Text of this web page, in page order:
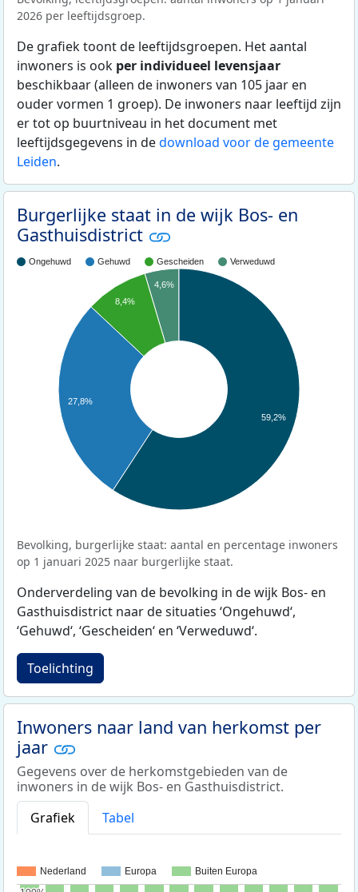
2026 per leeftijdsgroep.
De grafiek toont de leeftijdsgroepen. Het aantal
inwoners is ook per individueel levensjaar
beschikbaar (alleen de inwoners van 105 jaar en
ouder vormen 1 groep). De inwoners naar leeftijd zijn
er tot op buurtniveau in het document met
leeftijdsgegevens in dedownload voor de gemeente
Leiden.
Burgerlijke staat in de wijk Bos- en
Gasthuisdistrict
Ongehuwd Gehuwd Gescheiden Verweduwd
4,6%
8,4%
27,8%
59,2%
Bevolking, burgerlijke staat: aantal en percentage inwoners
op 1 januari 2025 naar burgerlijke staat.
Onderverdeling van de bevolking in de wijk Bos- en
Gasthuisdistrict naar de situaties ‘Ongehuwd‘,
‘Gehuwd‘, ‘Gescheiden‘ en ‘Verweduwd‘.
Toelichting
Inwoners naar land van herkomst per
jaar
Gegevens over de herkomstgebieden van de
inwoners in de wijk Bos- en Gasthuisdistrict.
Grafiek
Tabel
Nederland Europa Buiten Europa